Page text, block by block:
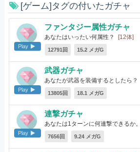
[ゲーム]タグの付いたガチャ
Play
ファンタジー属性ガチャ
あなたはいったい何属性？ [12体]
12791回 15.2 メガG
Play
武器ガチャ
あなたが武器を装備するとしたら？
13805回 18.1 メガG
Play
連撃ガチャ
あなたは1ターンに何連撃できるか。
7656回 9.24 メガG